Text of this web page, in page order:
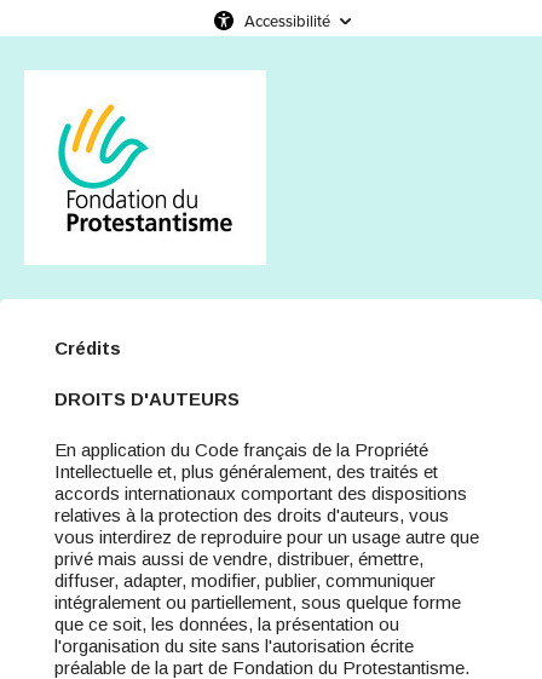
Accessibilité
Crédits
DROITS D'AUTEURS
En application du Code français de la Propriété
Intellectuelle et, plus généralement, des traités et
accords internationaux comportant des dispositions
relatives à la protection des droits d'auteurs, vous
vous interdirez de reproduire pour un usage autre que
privé mais aussi de vendre, distribuer, émettre,
diffuser, adapter, modifier, publier, communiquer
intégralement ou partiellement, sous quelque forme
que ce soit, les données, la présentation ou
l'organisation du site sans l'autorisation écrite
préalable de la part de Fondation du Protestantisme.